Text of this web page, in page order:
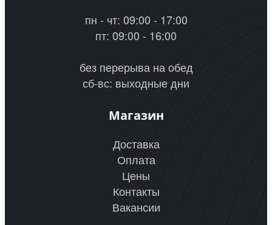
пн - чт: 09:00 - 17:00
пт: 09:00 - 16:00
без перерыва на обед
сб-вс: выходные дни
Магазин
Доставка
Оплата
Цены
Контакты
Вакансии